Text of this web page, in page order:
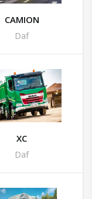
CAMION
Daf
XC
Daf